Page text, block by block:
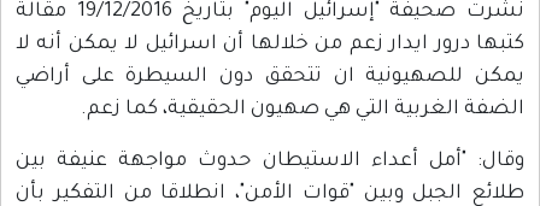
نشرت صحيفة "إسرائيل اليوم" بتاريخ 19/12/2016 مقالة
كتبها درور ايدار زعم من خلالها أن اسرائيل لا يمكن أنه لا
يمكن للصهيونية ان تتحقق دون السيطرة على أراضي
الضفة الغربية التي هي صهيون الحقيقية، كما زعم.
وقال: "أمل أعداء الاستيطان حدوث مواجهة عنيفة بين
طلائع الجبل وبين "قوات الأمن"، انطلاقا من التفكير بأن